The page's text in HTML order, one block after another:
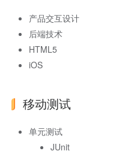
产品交互设计
后端技术
HTML5
iOS
移动测试
单元测试
JUnit